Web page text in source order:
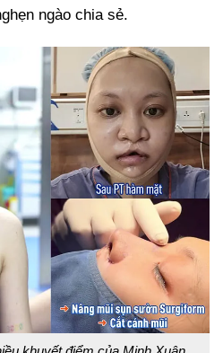
ngào chia sẻ.